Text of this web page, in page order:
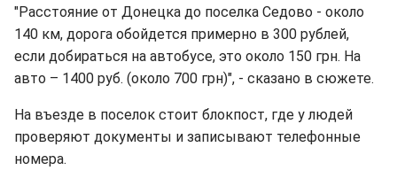
"Расстояние от Донецка до поселка Седово - около
140 км, дорога обойдется примерно в 300 рублей,
если добираться на автобусе, это около 150 грн. На
авто – 1400 руб. (около 700 грн)", - сказано в сюжете.
На въезде в поселок стоит блокпост, где у людей
проверяют документы и записывают телефонные
номера.